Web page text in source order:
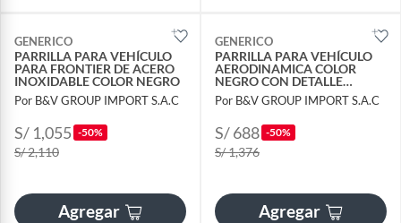
GENERICO
PARRILLA PARA VEHÍCULO
PARA FRONTIER DE ACERO
INOXIDABLE COLOR NEGRO
Por B&V GROUP IMPORT S.A.C
S/ 1,055 -50%
S/ 2,110
Agregar
GENERICO
PARRILLA PARA VEHÍCULO
AERODINAMICA COLOR
NEGRO CON DETALLE
PLOMO DE 160CM
Por B&V GROUP IMPORT S.A.C
S/ 688 -50%
S/ 1,376
Agregar